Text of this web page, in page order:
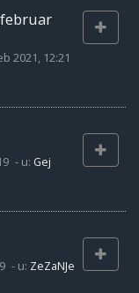
2021, 12:21
- u: Gej
- u: ZeZaNJe